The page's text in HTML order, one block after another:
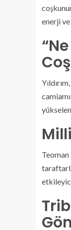
enerji
Teoman